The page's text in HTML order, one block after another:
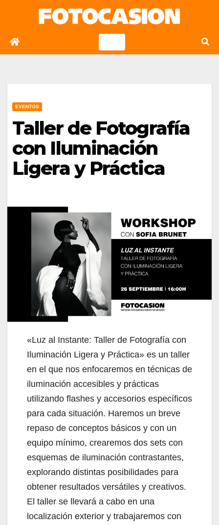
contenido
EVENTOS
Taller de Fotografía
con Iluminación
Ligera y Práctica
«Luz al Instante: Taller de Fotografía con
Iluminación Ligera y Práctica» es un taller
en el que nos enfocaremos en técnicas de
iluminación accesibles y prácticas
utilizando flashes y accesorios específicos
para cada situación. Haremos un breve
repaso de conceptos básicos y con un
equipo mínimo, crearemos dos sets con
esquemas de iluminación contrastantes,
explorando distintas posibilidades para
obtener resultados versátiles y creativos.
El taller se llevará a cabo en una
localización exterior y trabajaremos con